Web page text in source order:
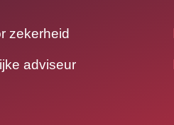
zekerheid
adviseur